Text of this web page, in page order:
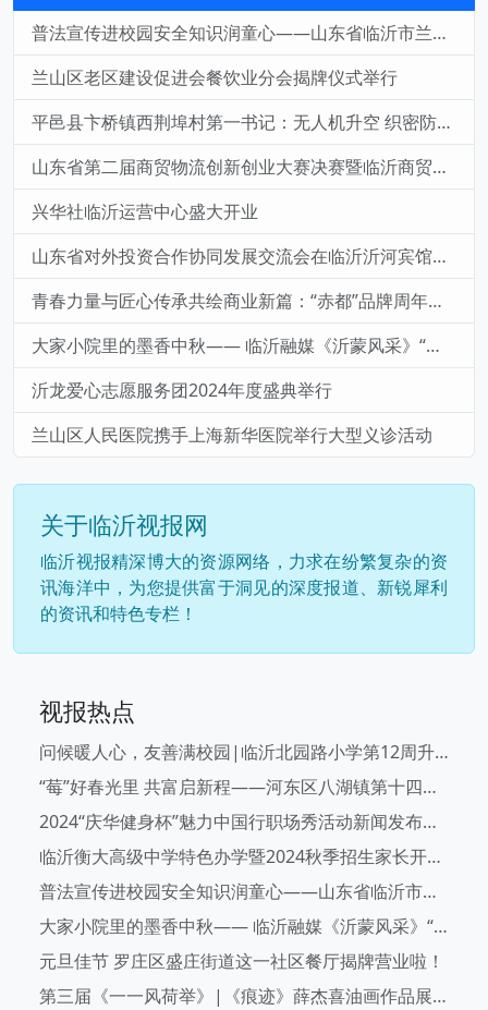
普法宣传进校园安全知识润童心——山东省临沂市兰山区兰山街道后十社区走进幼儿园开展安全宣传教育活动
兰山区老区建设促进会餐饮业分会揭牌仪式举行
平邑县卞桥镇西荆埠村第一书记：无人机升空 织密防溺水与防汛“安全网”
山东省第二届商贸物流创新创业大赛决赛暨临沂商贸物流发展报告会成功举办
兴华社临沂运营中心盛大开业
山东省对外投资合作协同发展交流会在临沂沂河宾馆隆重举行
青春力量与匠心传承共绘商业新篇：“赤都”品牌周年庆典暨多方战略合作盛大启动
大家小院里的墨香中秋—— 临沂融媒《沂蒙风采》“大家小院” 书画笔会直播圆满举行
沂龙爱心志愿服务团2024年度盛典举行
兰山区人民医院携手上海新华医院举行大型义诊活动
关于临沂视报网
临沂视报精深博大的资源网络，力求在纷繁复杂的资
讯海洋中，为您提供富于洞见的深度报道、新锐犀利
的资讯和特色专栏！
视报热点
问候暖人心，友善满校园|临沂北园路小学第12周升旗仪式
“莓”好春光里 共富启新程——河东区八湖镇第十四届草莓文化旅游节开幕啦！
2024“庆华健身杯”魅力中国行职场秀活动新闻发布会在临沂举行
临沂衡大高级中学特色办学暨2024秋季招生家长开放日活动成功举办
普法宣传进校园安全知识润童心——山东省临沂市兰山区兰山街道后十社区走进幼儿园开展安全宣传教育活动
大家小院里的墨香中秋—— 临沂融媒《沂蒙风采》“大家小院” 书画笔会直播圆满举行
元旦佳节 罗庄区盛庄街道这一社区餐厅揭牌营业啦！
第三届《一一风荷举》|《痕迹》薛杰喜油画作品展在临沂美术馆开幕